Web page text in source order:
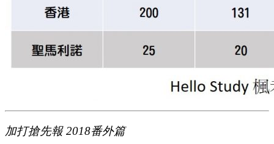
加打搶先報 2018番外篇